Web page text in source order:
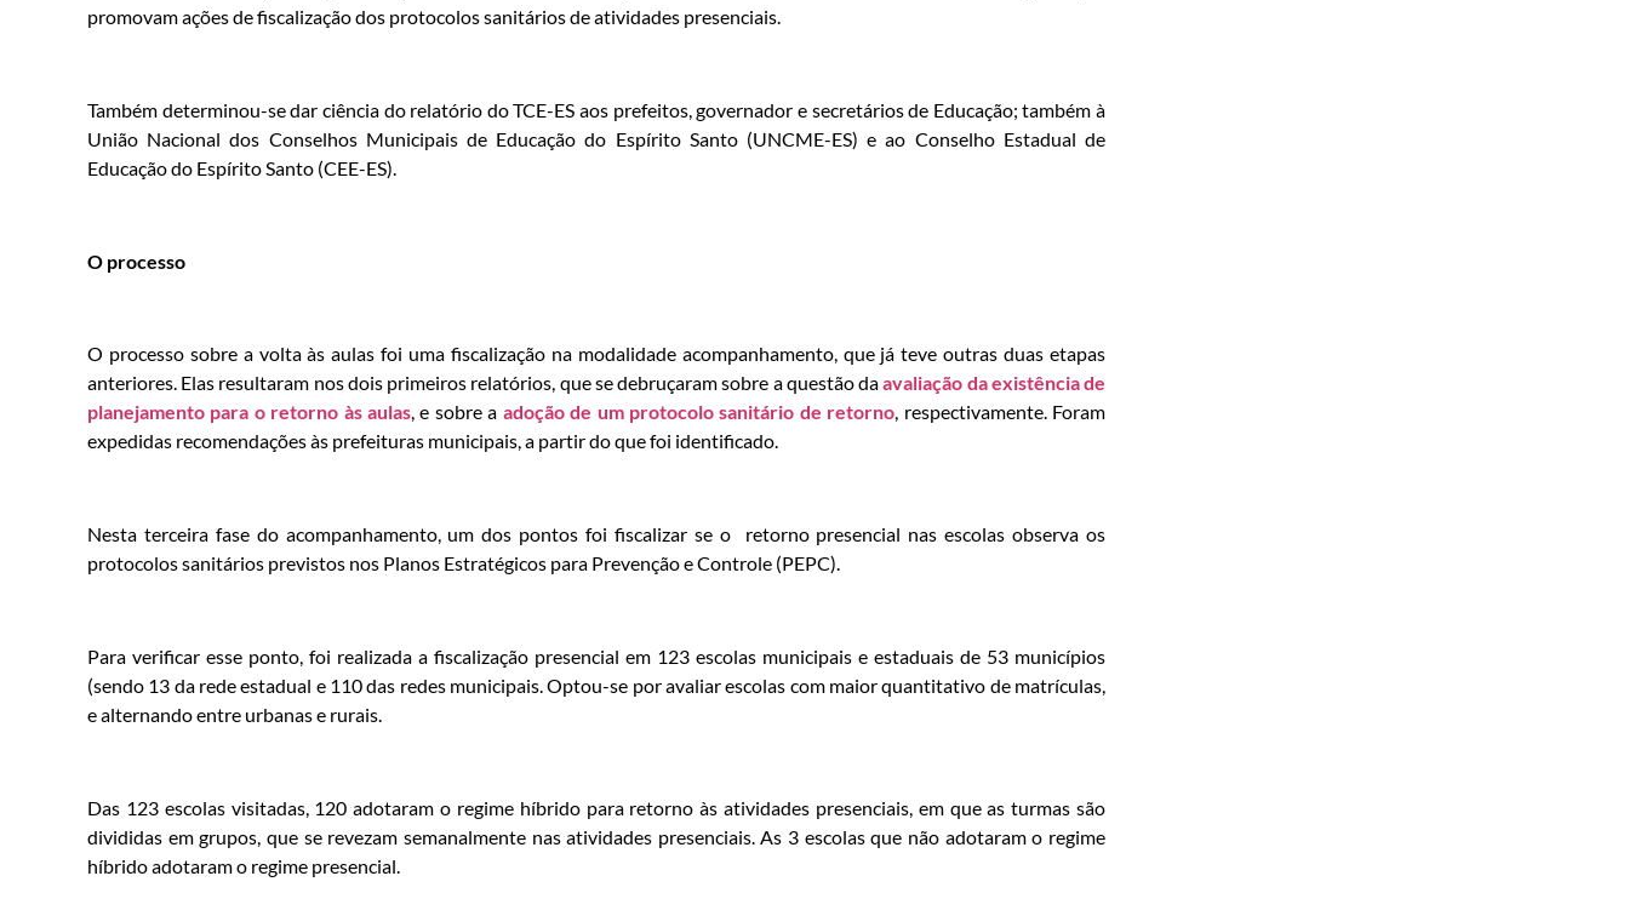
promovam ações de fiscalização dos protocolos sanitários de atividades presenciais.
Também determinou-se dar ciência do relatório do TCE-ES aos prefeitos, governador e secretários de Educação; também à
União Nacional dos Conselhos Municipais de Educação do Espírito Santo (UNCME-ES) e ao Conselho Estadual de
Educação do Espírito Santo (CEE-ES).
O processo
O processo sobre a volta às aulas foi uma fiscalização na modalidade acompanhamento, que já teve outras duas etapas
anteriores. Elas resultaram nos dois primeiros relatórios, que se debruçaram sobre a questão daavaliação da existência de
planejamento para o retorno às aulas, e sobre a adoção de um protocolo sanitário de retorno, respectivamente. Foram
expedidas recomendações às prefeituras municipais, a partir do que foi identificado.
Nesta terceira fase do acompanhamento, um dos pontos foi fiscalizar se o retorno presencial nas escolas observa os
protocolos sanitários previstos nos Planos Estratégicos para Prevenção e Controle (PEPC).
Para verificar esse ponto, foi realizada a fiscalização presencial em 123 escolas municipais e estaduais de 53 municípios
(sendo 13 da rede estadual e 110 das redes municipais. Optou-se por avaliar escolas com maior quantitativo de matrículas,
e alternando entre urbanas e rurais.
Das 123 escolas visitadas, 120 adotaram o regime híbrido para retorno às atividades presenciais, em que as turmas são
divididas em grupos, que se revezam semanalmente nas atividades presenciais. As 3 escolas que não adotaram o regime
híbrido adotaram o regime presencial.